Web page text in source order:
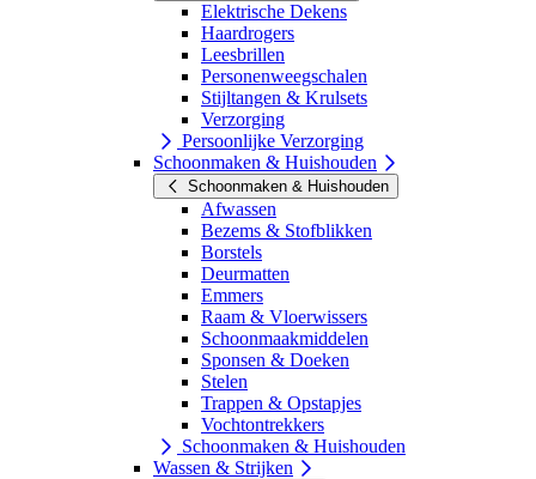
Elektrische Dekens
Haardrogers
Leesbrillen
Personenweegschalen
Stijltangen & Krulsets
Verzorging
Persoonlijke Verzorging
Schoonmaken & Huishouden
Schoonmaken & Huishouden
Afwassen
Bezems & Stofblikken
Borstels
Deurmatten
Emmers
Raam & Vloerwissers
Schoonmaakmiddelen
Sponsen & Doeken
Stelen
Trappen & Opstapjes
Vochtontrekkers
Schoonmaken & Huishouden
Wassen & Strijken